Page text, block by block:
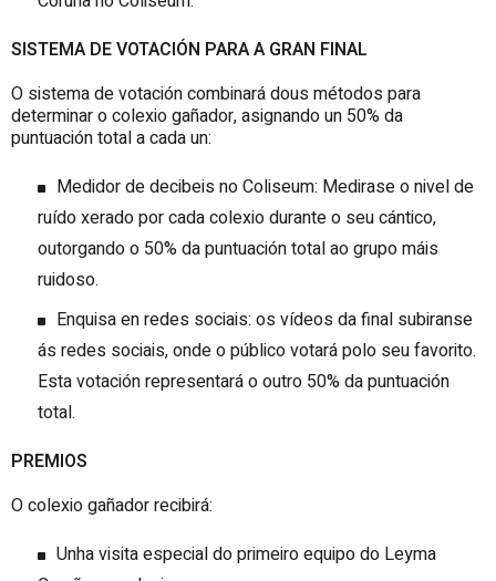
SISTEMA DE VOTACIÓN PARA A GRAN FINAL
O sistema de votación combinará dous métodos para
determinar o colexio gañador, asignando un 50% da
puntuación total a cada un:
Medidor de decibeis no Coliseum: Medirase o nivel de
ruído xerado por cada colexio durante o seu cántico,
outorgando o 50% da puntuación total ao grupo máis
ruidoso.
Enquisa en redes sociais: os vídeos da final subiranse
ás redes sociais, onde o público votará polo seu favorito.
Esta votación representará o outro 50% da puntuación
total.
PREMIOS
O colexio gañador recibirá:
Unha visita especial do primeiro equipo do Leyma